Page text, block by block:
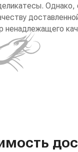
Однако,
ненадлежащего